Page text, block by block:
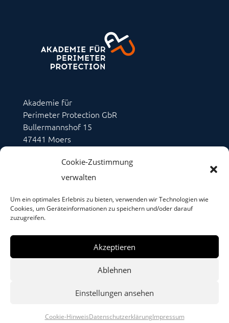
Cookie-Zustimmung
verwalten
Um ein optimales Erlebnis zu bieten, verwenden wir Technologien wie
Cookies, um Geräteinformationen zu speichern und/oder darauf
zuzugreifen.
Akzeptieren
Ablehnen
Einstellungen ansehen
Cookie-HinweisDatenschutzerklärungImpressum
Akademie für
Perimeter Protection GbR
Bullermannshof 15
47441 Moers
Fax: +49 2841 8837495
$
Impressum
$
Datenschutzerklärung
©2023 – AfPP-Seminare / Design bymojoki
Powered by WordPress and Divi Theme